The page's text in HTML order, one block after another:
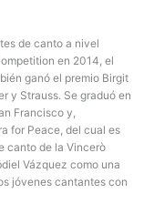
de canto a nivel
en 2014, el
ganó el premio Birgit
y Strauss. Se graduó en
Francisco y,
for Peace, del cual es
canto de la Vincerò
Vázquez como una
jóvenes cantantes con